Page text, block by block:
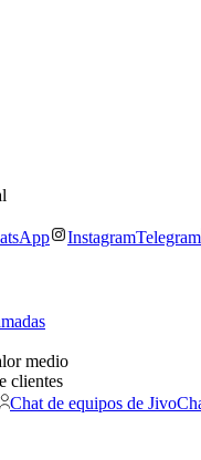
InstagramTelegram
medio
clientes
Chat de equipos de